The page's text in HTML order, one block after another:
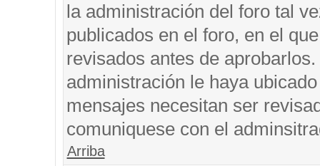
la administración del foro tal
publicados en el foro, en el
revisados antes de
administración le haya
mensajes necesitan ser
comuniquese con el
Arriba